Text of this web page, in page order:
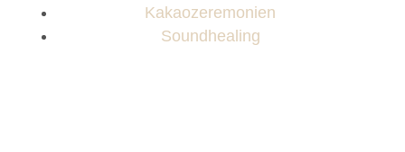
Kakaozeremonien
Soundhealing